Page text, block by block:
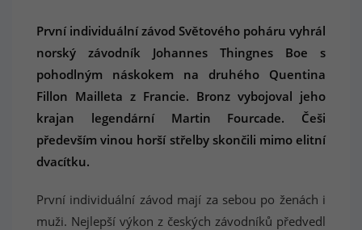
První individuální závod Světového poháru vyhrál
norský závodník Johannes Thingnes Boe s
pohodlným náskokem na druhého Quentina
Fillon Mailleta z Francie. Bronz vybojoval jeho
krajan legendární Martin Fourcade. Češi
především vinou horší střelby skončili mimo elitní
dvacítku.
První individuální závod mají za sebou po ženách i
muži. Nejlepší výkon z českých závodníků předvedl